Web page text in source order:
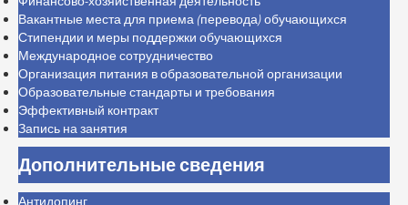
Вакантные места для приема (перевода) обучающихся
Стипендии и меры поддержки обучающихся
Международное сотрудничество
Организация питания в образовательной организации
Образовательные стандарты и требования
Эффективный контракт
Запись на занятия
Дополнительные сведения
Антидопинг